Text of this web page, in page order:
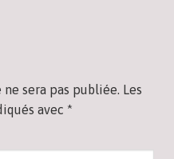
ne sera pas publiée. Les
avec *